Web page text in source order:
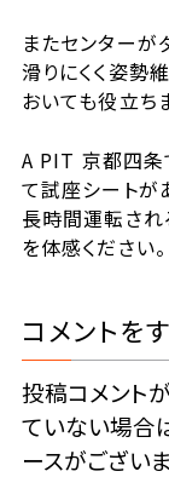
またセンターが
滑りにくく姿勢
おいても役立ち
A PIT 京都四条
て試座シートが
長時間運転され
を体感ください。
コメントを
投稿コメント
ていない場合
ースがござい